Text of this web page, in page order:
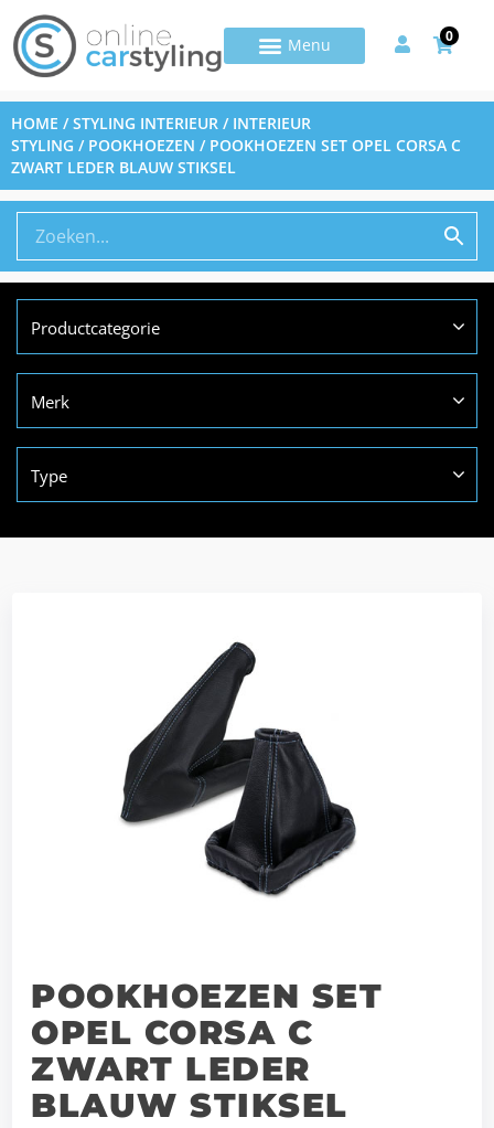
0
HOME /STYLING INTERIEUR / INTERIEUR
STYLING / POOKHOEZEN / POOKHOEZEN SET OPEL CORSA C
ZWART LEDER BLAUW STIKSEL
Productcategorie
Merk
Type
POOKHOEZEN SET
OPEL CORSA C
ZWART LEDER
BLAUW STIKSEL